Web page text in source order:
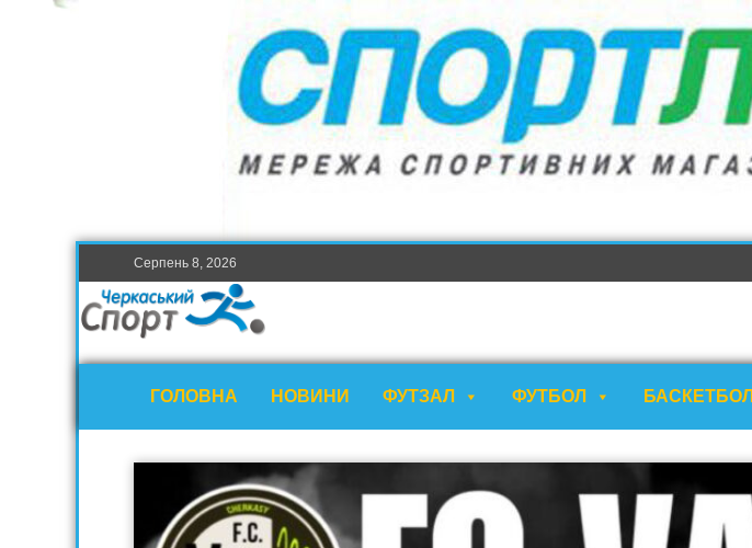
Серпень 8, 2026
ГОЛОВНА НОВИНИ ФУТЗАЛ ФУТБОЛ БАСКЕТБОЛ